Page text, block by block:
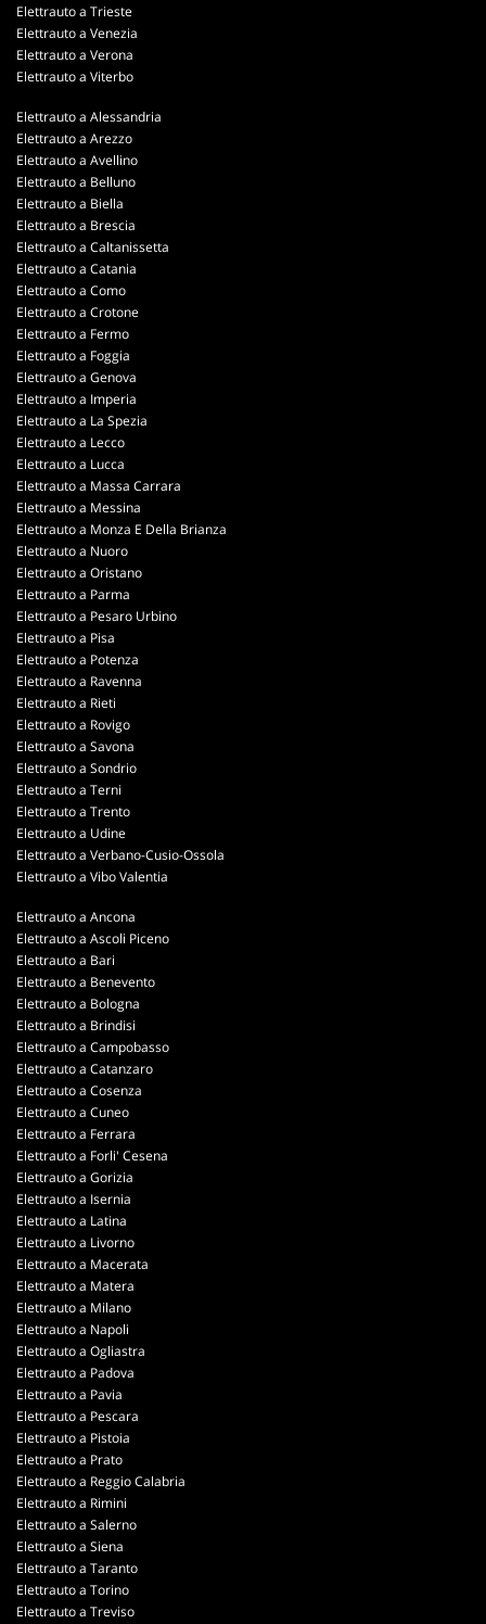
Elettrauto a Trieste
Elettrauto a Venezia
Elettrauto a Verona
Elettrauto a Viterbo
Elettrauto a Alessandria
Elettrauto a Arezzo
Elettrauto a Avellino
Elettrauto a Belluno
Elettrauto a Biella
Elettrauto a Brescia
Elettrauto a Caltanissetta
Elettrauto a Catania
Elettrauto a Como
Elettrauto a Crotone
Elettrauto a Fermo
Elettrauto a Foggia
Elettrauto a Genova
Elettrauto a Imperia
Elettrauto a La Spezia
Elettrauto a Lecco
Elettrauto a Lucca
Elettrauto a Massa Carrara
Elettrauto a Messina
Elettrauto a Monza E Della Brianza
Elettrauto a Nuoro
Elettrauto a Oristano
Elettrauto a Parma
Elettrauto a Pesaro Urbino
Elettrauto a Pisa
Elettrauto a Potenza
Elettrauto a Ravenna
Elettrauto a Rieti
Elettrauto a Rovigo
Elettrauto a Savona
Elettrauto a Sondrio
Elettrauto a Terni
Elettrauto a Trento
Elettrauto a Udine
Elettrauto a Verbano-Cusio-Ossola
Elettrauto a Vibo Valentia
Elettrauto a Ancona
Elettrauto a Ascoli Piceno
Elettrauto a Bari
Elettrauto a Benevento
Elettrauto a Bologna
Elettrauto a Brindisi
Elettrauto a Campobasso
Elettrauto a Catanzaro
Elettrauto a Cosenza
Elettrauto a Cuneo
Elettrauto a Ferrara
Elettrauto a Forli' Cesena
Elettrauto a Gorizia
Elettrauto a Isernia
Elettrauto a Latina
Elettrauto a Livorno
Elettrauto a Macerata
Elettrauto a Matera
Elettrauto a Milano
Elettrauto a Napoli
Elettrauto a Ogliastra
Elettrauto a Padova
Elettrauto a Pavia
Elettrauto a Pescara
Elettrauto a Pistoia
Elettrauto a Prato
Elettrauto a Reggio Calabria
Elettrauto a Rimini
Elettrauto a Salerno
Elettrauto a Siena
Elettrauto a Taranto
Elettrauto a Torino
Elettrauto a Treviso